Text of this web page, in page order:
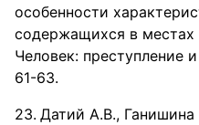
особенности
содержащихся в
Человек: преступление
61-63.
Датий А.В.,